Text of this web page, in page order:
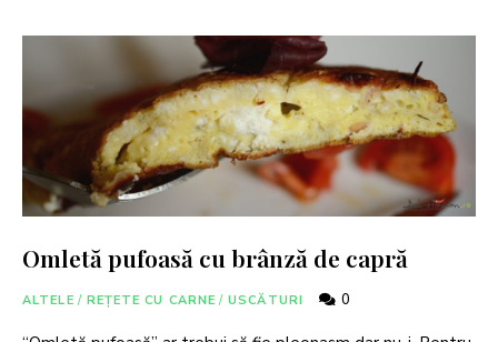
Omletă pufoasă cu brânză de capră
ALTELE / REȚETE CU CARNE / USCĂTURI 0